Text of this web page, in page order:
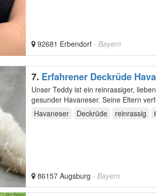
92681 Erbendorf - Bayern
7. Erfahrener Deckrüde
Unser Teddy ist ein reinrassiger,
gesunder Havaneser. Seine Eltern
Havaneser
Deckrüde reinrassig
86157 Augsburg - Bayern